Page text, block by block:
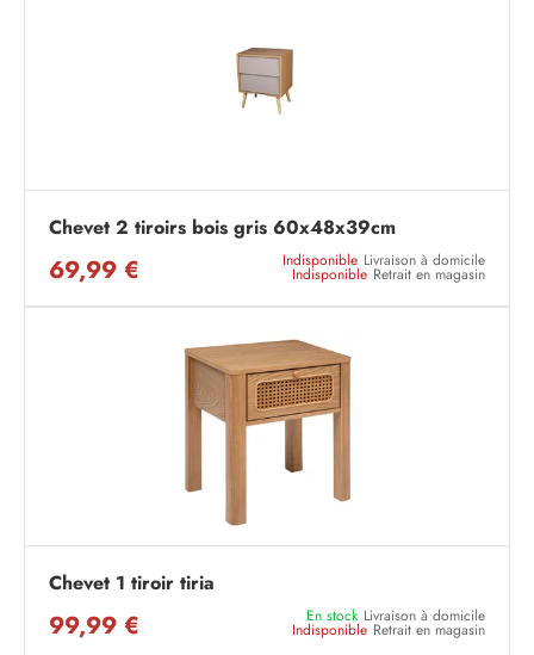
Chevet 2 tiroirs bois gris 60x48x39cm
69,99 € Indisponible Livraison à domicile
Indisponible Retrait en magasin
Chevet 1 tiroir tiria
99,99 € En stock Livraison à domicile
Indisponible Retrait en magasin